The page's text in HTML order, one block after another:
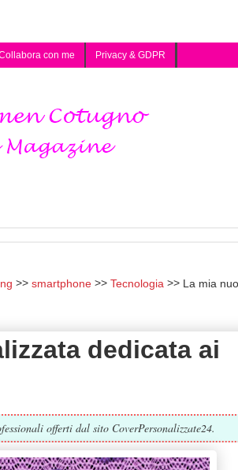
con me Privacy & GDPR
smartphone Tecnologia
La mia
dedicata ai
offerti dal sito CoverPersonalizzate24.